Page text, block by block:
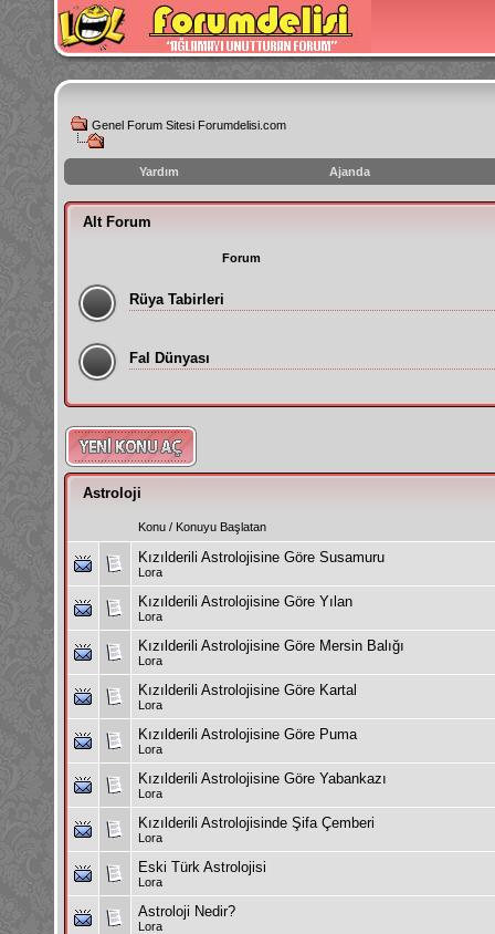
Genel Forum Sitesi Forumdelisi.com
Yardım Ajanda
instagram
izlenme
Alt Forum
Forum
Rüya Tabirleri
Fal Dünyası
Astroloji
Konu / Konuyu Başlatan
Kızılderili Astrolojisine Göre Susamuru
Lora
Kızılderili Astrolojisine Göre Yılan
Lora
Kızılderili Astrolojisine Göre Mersin Balığı
Lora
Kızılderili Astrolojisine Göre Kartal
Lora
Kızılderili Astrolojisine Göre Puma
Lora
Kızılderili Astrolojisine Göre Yabankazı
Lora
Kızılderili Astrolojisinde Şifa Çemberi
Lora
Eski Türk Astrolojisi
Lora
Astroloji Nedir?
Lora